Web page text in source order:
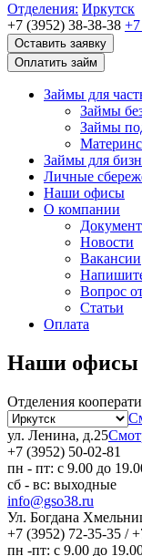
Отделения: Иркутск
+7 (3952) 38-38-38
Оставить заявку
Оплатить займ
Займы для
Займы
Займы
Займы для
Личные
Наши офисы
О компании
Новости
Вакансии
Вопрос
Статьи
Оплата
Наши офисы
Отделения
ул. Ленина, д.25
+7 (3952) 50-02-81
пн - пт: с 9.00 до
сб - вс: выходные
info@gso38.ru
Ул. Богдана
+7 (3952) 72-35-35 /
пн -пт: с 9.00 до